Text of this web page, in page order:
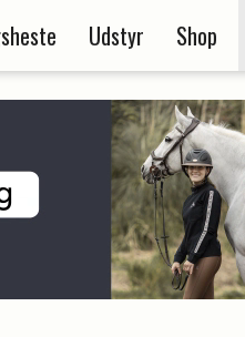
Udstyr Shop